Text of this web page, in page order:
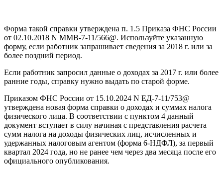
Форма такой справки утверждена п. 1.5 Приказа ФНС России
от 02.10.2018 N ММВ-7-11/566@. Используйте указанную
форму, если работник запрашивает сведения за 2018 г. или за
более поздний период.
Если работник запросил данные о доходах за 2017 г. или более
ранние годы, справку нужно выдать по старой форме.
Приказом ФНС России от 15.10.2024 N ЕД-7-11/753@
утверждена новая форма справки о доходах и суммах налога
физического лица. В соответствии с пунктом 4 данный
документ вступает в силу начиная с представления расчета
сумм налога на доходы физических лиц, исчисленных и
удержанных налоговым агентом (форма 6-НДФЛ), за первый
квартал 2024 года, но не ранее чем через два месяца после его
официального опубликования.